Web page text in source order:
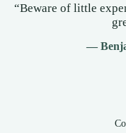
“Beware of little
—